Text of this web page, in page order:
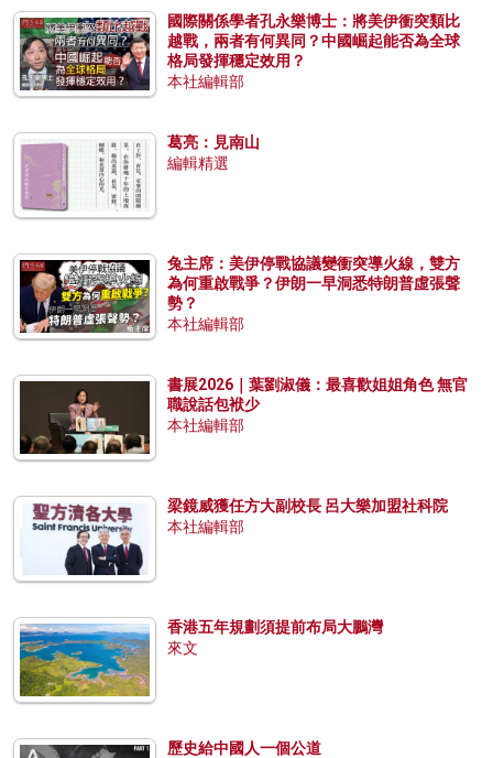
國際關係學者孔永樂博士：將美伊衝突類比
越戰，兩者有何異同？中國崛起能否為全球
格局發揮穩定效用？
本社編輯部
葛亮：見南山
編輯精選
兔主席：美伊停戰協議變衝突導火線，雙方
為何重啟戰爭？伊朗一早洞悉特朗普虛張聲
勢？
本社編輯部
書展2026｜葉劉淑儀：最喜歡姐姐角色 無官
職說話包袱少
本社編輯部
梁鏡威獲任方大副校長 呂大樂加盟社科院
本社編輯部
香港五年規劃須提前布局大鵬灣
來文
歷史給中國人一個公道